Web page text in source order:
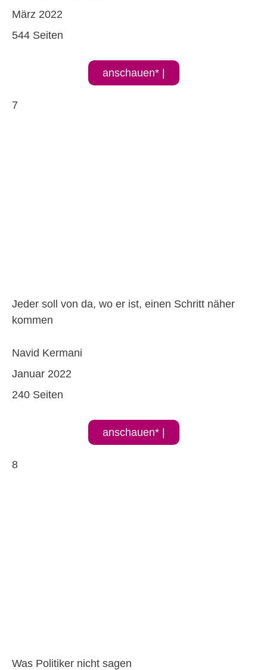
März 2022
544 Seiten
anschauen* |
7
Jeder soll von da, wo er ist, einen Schritt näher
kommen
Navid Kermani
Januar 2022
240 Seiten
anschauen* |
8
Was Politiker nicht sagen